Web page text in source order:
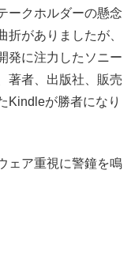
ークホルダーの懸念
がありましたが、
発に注力したソニー
著者、出版社、販売
Kindleが勝者になり
ェア重視に警鐘を鳴